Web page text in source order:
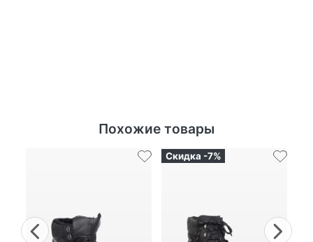
Похожие товары
Previous
Скидка -7%